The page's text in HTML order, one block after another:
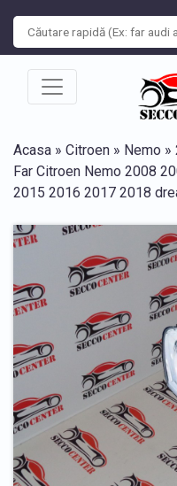
Acasa » Citroen » Nemo »
Far Citroen Nemo 2008
2015 2016 2017 2018